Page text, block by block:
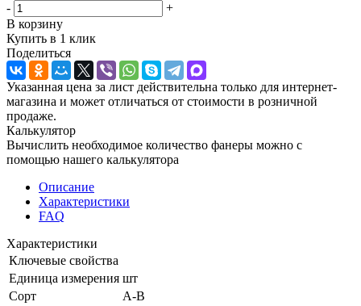
-
+
В корзину
Купить в 1 клик
Поделиться
Указанная цена за лист действительна только для интернет-
магазина и может отличаться от стоимости в розничной
продаже.
Калькулятор
Вычислить необходимое количество фанеры можно с
помощью нашего калькулятора
Описание
Характеристики
FAQ
Характеристики
Ключевые свойства
Единица измерения шт
Сорт
А-В